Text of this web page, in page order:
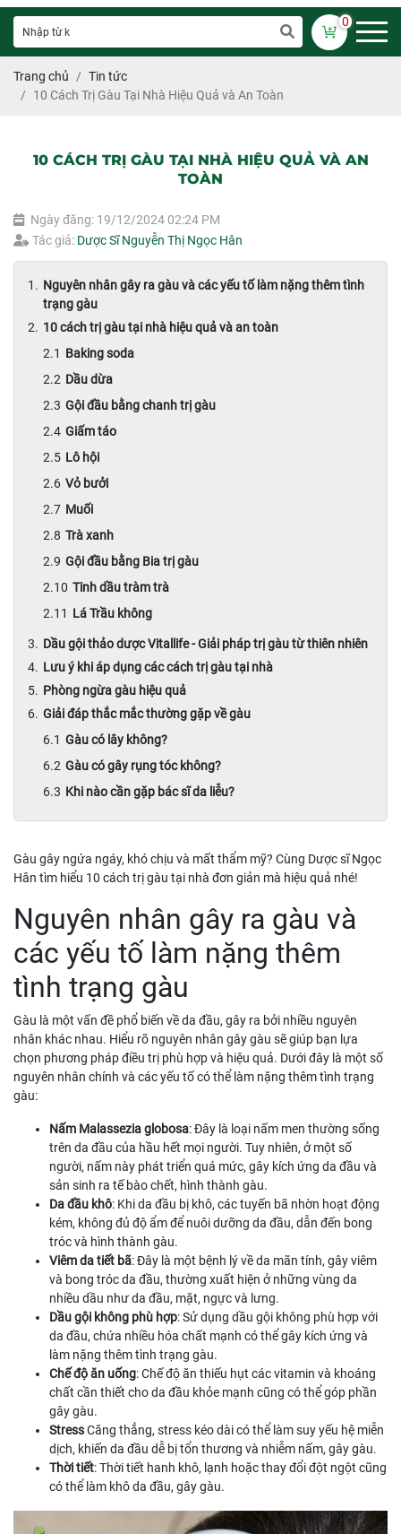
0
Trang chủ
Tin tức
10 Cách Trị Gàu Tại Nhà Hiệu Quả và An Toàn
10 CÁCH TRỊ GÀU TẠI NHÀ HIỆU QUẢ VÀ AN
TOÀN
Ngày đăng: 19/12/2024 02:24 PM
Tác giả: Dược Sĩ Nguyễn Thị Ngọc Hân
Nguyên nhân gây ra gàu và các yếu tố làm nặng thêm tình
trạng gàu
10 cách trị gàu tại nhà hiệu quả và an toàn
Baking soda
Dầu dừa
Gội đầu bằng chanh trị gàu
Giấm táo
Lô hội
Vỏ bưởi
Muối
Trà xanh
Gội đầu bằng Bia trị gàu
Tinh dầu tràm trà
Lá Trầu không
Dầu gội thảo dược Vitallife - Giải pháp trị gàu từ thiên nhiên
Lưu ý khi áp dụng các cách trị gàu tại nhà
Phòng ngừa gàu hiệu quả
Giải đáp thắc mắc thường gặp về gàu
Gàu có lây không?
Gàu có gây rụng tóc không?
Khi nào cần gặp bác sĩ da liễu?
Gàu gây ngứa ngáy, khó chịu và mất thẩm mỹ? Cùng Dược sĩ Ngọc
Hân tìm hiểu 10 cách trị gàu tại nhà đơn giản mà hiệu quả nhé!
Nguyên nhân gây ra gàu và
các yếu tố làm nặng thêm
tình trạng gàu
Gàu là một vấn đề phổ biến về da đầu, gây ra bởi nhiều nguyên
nhân khác nhau. Hiểu rõ nguyên nhân gây gàu sẽ giúp bạn lựa
chọn phương pháp điều trị phù hợp và hiệu quả. Dưới đây là một số
nguyên nhân chính và các yếu tố có thể làm nặng thêm tình trạng
gàu:
Nấm Malassezia globosa: Đây là loại nấm men thường sống
trên da đầu của hầu hết mọi người. Tuy nhiên, ở một số
người, nấm này phát triển quá mức, gây kích ứng da đầu và
sản sinh ra tế bào chết, hình thành gàu.
Da đầu khô: Khi da đầu bị khô, các tuyến bã nhờn hoạt động
kém, không đủ độ ẩm để nuôi dưỡng da đầu, dẫn đến bong
tróc và hình thành gàu.
Viêm da tiết bã: Đây là một bệnh lý về da mãn tính, gây viêm
và bong tróc da đầu, thường xuất hiện ở những vùng da
nhiều dầu như da đầu, mặt, ngực và lưng.
Dầu gội không phù hợp: Sử dụng dầu gội không phù hợp với
da đầu, chứa nhiều hóa chất mạnh có thể gây kích ứng và
làm nặng thêm tình trạng gàu.
Chế độ ăn uống: Chế độ ăn thiếu hụt các vitamin và khoáng
chất cần thiết cho da đầu khỏe mạnh cũng có thể góp phần
gây gàu.
StressCăng thẳng, stress kéo dài có thể làm suy yếu hệ miễn
dịch, khiến da đầu dễ bị tổn thương và nhiễm nấm, gây gàu.
Thời tiết: Thời tiết hanh khô, lạnh hoặc thay đổi đột ngột cũng
có thể làm khô da đầu, gây gàu.